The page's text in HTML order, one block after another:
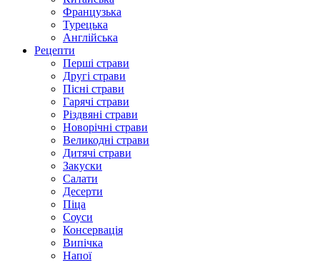
Французька
Турецька
Англійська
Рецепти
Перші страви
Другі страви
Пісні страви
Гарячі страви
Різдвяні страви
Новорічні страви
Великодні страви
Дитячі страви
Закуски
Салати
Десерти
Піца
Соуси
Консервація
Випічка
Напої